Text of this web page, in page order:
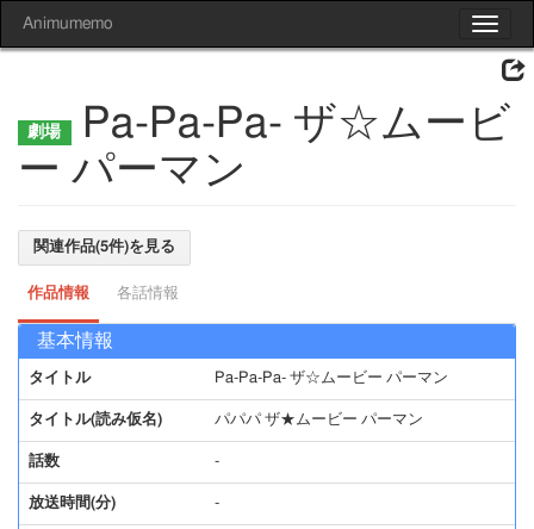
Toggle
Animumemo
Pa-Pa-Pa- ザ☆ムービ
ー パーマン
関連作品(5件)を見る
作品情報 各話情報
基本情報
タイトル Pa-Pa-Pa- ザ☆ムービー パーマン
タイトル(読み仮名) パパパ ザ★ムービー パーマン
話数 -
放送時間(分) -